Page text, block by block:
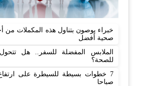
خبراء يوصون بتناول هذه المكملات
صحية أفضل
الملابس المفضلة للسفر.. هل
للصحة؟
7 خطوات بسيطة للسيطرة على
صباحا